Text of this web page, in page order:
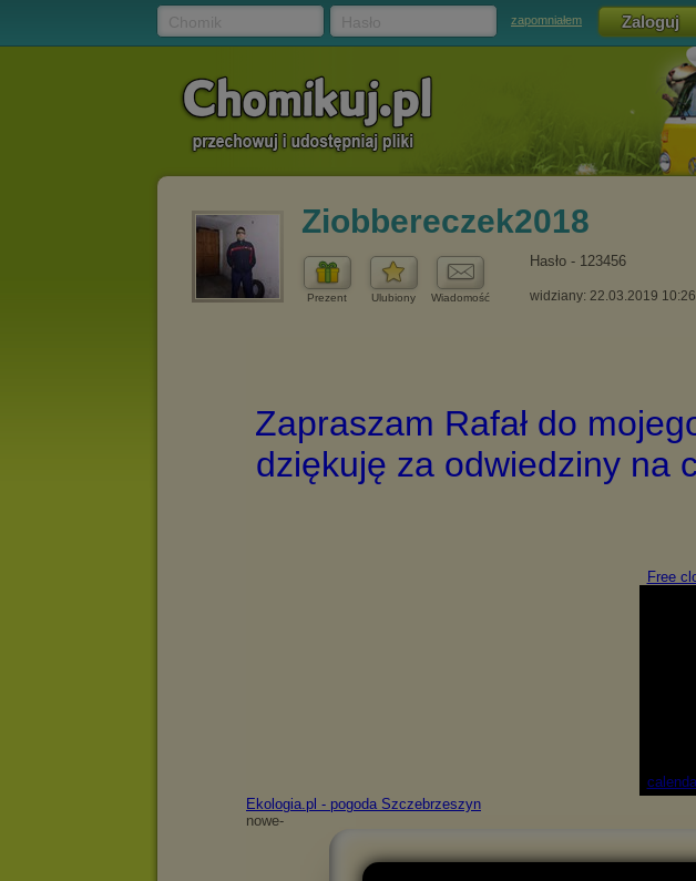
zapomniałem
Ziobbereczek2018
Prezent Ulubiony Wiadomość
Hasło - 123456
widziany: 22.03.2019 10:26